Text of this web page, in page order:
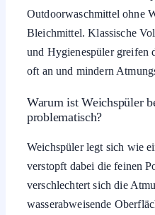
Outdoorwaschmittel ohne
Bleichmittel. Klassische
und Hygienespüler greifen
oft an und mindern
Warum ist Weichspüler
problematisch?
Weichspüler legt sich wie
verstopft dabei die feinen
verschlechtert sich die
wasserabweisende